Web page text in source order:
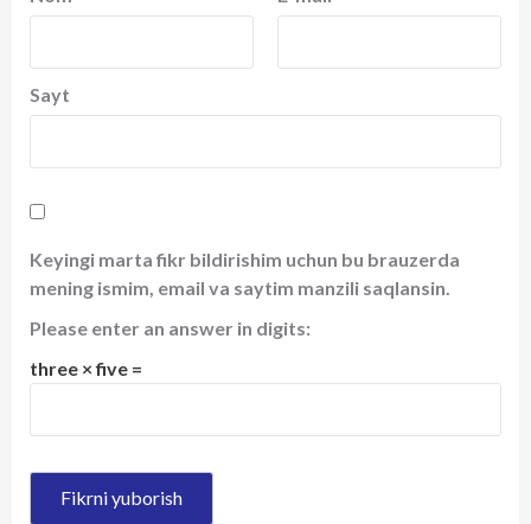
Sayt
Keyingi marta fikr bildirishim uchun bu brauzerda
mening ismim, email va saytim manzili saqlansin.
Please enter an answer in digits:
three × five =